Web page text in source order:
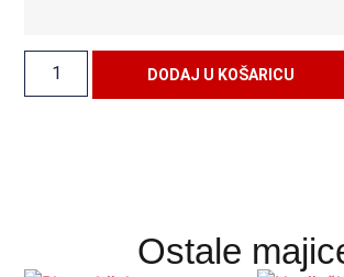
DODAJ U KOŠARICU
Ostale